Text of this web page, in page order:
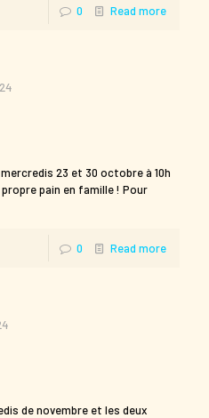
0 Read more
23 et 30 octobre à 10h
pain en famille ! Pour
0 Read more
de novembre et les deux